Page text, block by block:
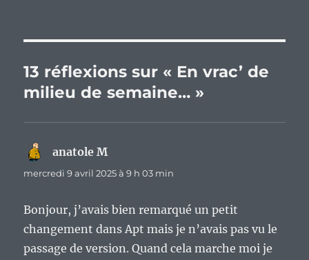
13 réflexions sur « En vrac’ de
milieu de semaine… »
anatole Mdit :
mercredi 9 avril 2025 à 9 h 03 min
Bonjour, j’avais bien remarqué un petit
changement dans Apt mais je n’avais pas vu le
passage de version. Quand cela marche moi je